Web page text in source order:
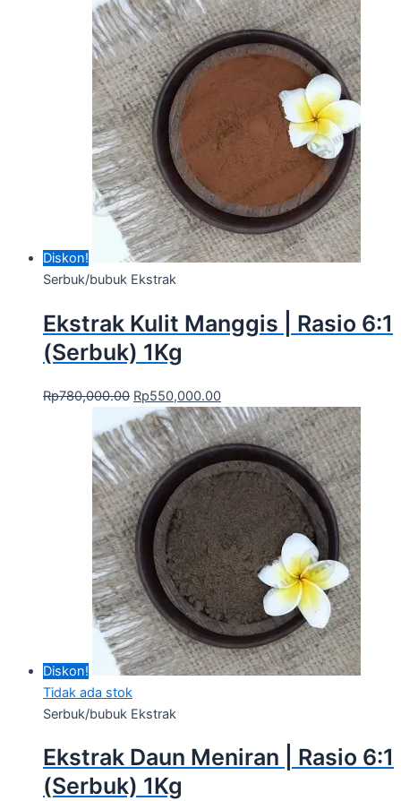
Diskon!
Serbuk/bubuk Ekstrak
Ekstrak Kulit Manggis | Rasio 6:1
(Serbuk) 1Kg
Rp780,000.00 Rp550,000.00
Diskon!
Tidak ada stok
Serbuk/bubuk Ekstrak
Ekstrak Daun Meniran | Rasio 6:1
(Serbuk) 1Kg